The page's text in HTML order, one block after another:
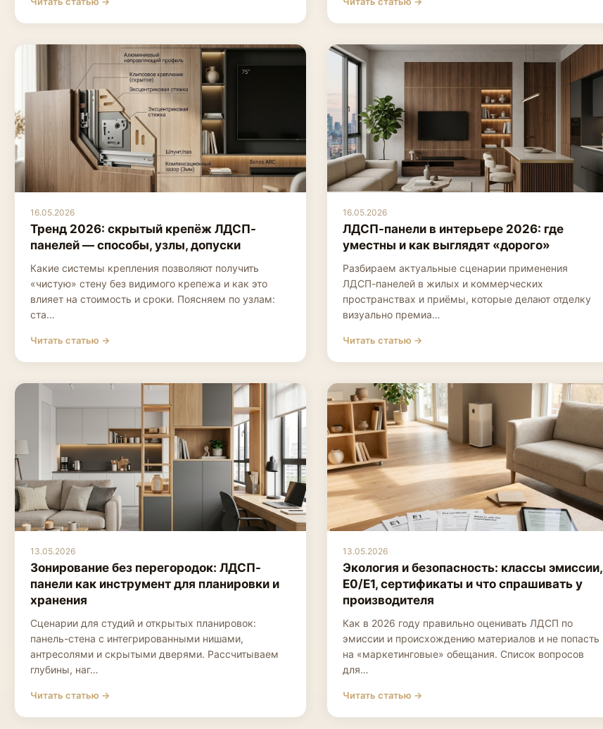
16.05.2026
Тренд 2026: скрытый крепёж ЛДСП-
панелей — способы, узлы, допуски
Какие системы крепления позволяют получить
«чистую» стену без видимого крепежа и как это
влияет на стоимость и сроки. Поясняем по узлам:
ста…
Читать статью →
16.05.2026
ЛДСП-панели в интерьере 2026: где
уместны и как выглядят «дорого»
Разбираем актуальные сценарии применения
ЛДСП-панелей в жилых и коммерческих
пространствах и приёмы, которые делают отделку
визуально премиа…
Читать статью →
13.05.2026
Зонирование без перегородок: ЛДСП-
панели как инструмент для планировки и
хранения
Сценарии для студий и открытых планировок:
панель-стена с интегрированными нишами,
антресолями и скрытыми дверями. Рассчитываем
глубины, наг…
Читать статью →
13.05.2026
Экология и безопасность: классы эмиссии,
E0/E1, сертификаты и что спрашивать у
производителя
Как в 2026 году правильно оценивать ЛДСП по
эмиссии и происхождению материалов и не попасть
на «маркетинговые» обещания. Список вопросов
для…
Читать статью →